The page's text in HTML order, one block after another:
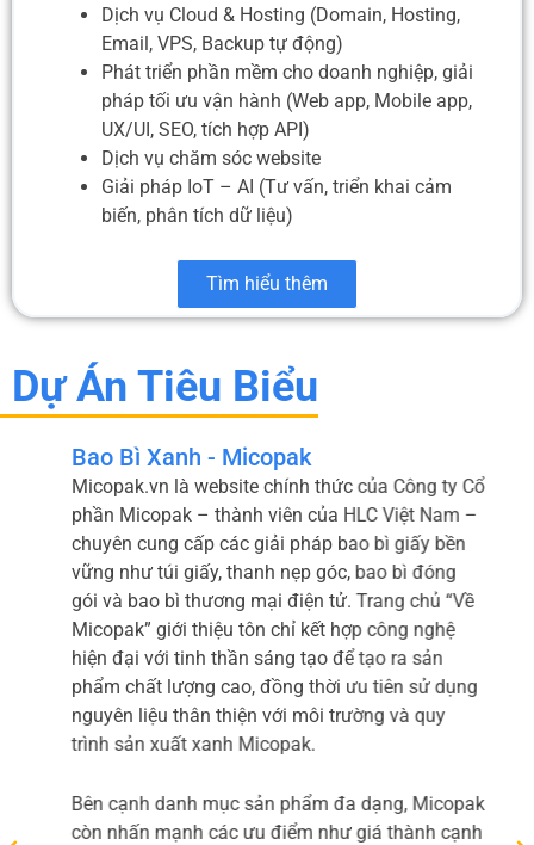
Dịch vụ Cloud & Hosting (Domain, Hosting,
Email, VPS, Backup tự động)
Phát triển phần mềm cho doanh nghiệp, giải
pháp tối ưu vận hành (Web app, Mobile app,
UX/UI, SEO, tích hợp API)
Dịch vụ chăm sóc website
Giải pháp IoT – AI (Tư vấn, triển khai cảm
biến, phân tích dữ liệu)
Tìm hiểu thêm
Dự Án Tiêu Biểu
Bao Bì Xanh - Micopak
Micopak.vn là website chính thức của Công ty Cổ